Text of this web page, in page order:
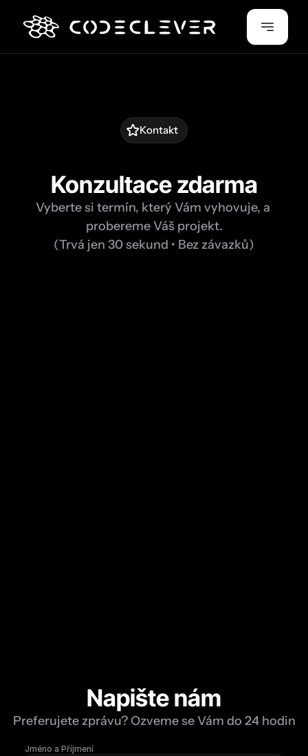
Kontakt
Konzultace zdarma
Vyberte si termín, který Vám vyhovuje, a
probereme Váš projekt.
(Trvá jen 30 sekund • Bez závazků)
Napište nám
Preferujete zprávu? Ozveme se Vám do 24 hodin
Jméno a Příjmení